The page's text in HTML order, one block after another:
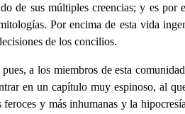
de sus múltiples creencias; y es por
Por encima de esta vida
de los concilios.
a los miembros de esta
en un capítulo muy espinoso, al
y más inhumanas y la